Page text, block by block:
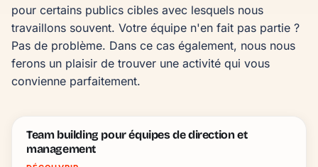
pour certains publics cibles avec lesquels nous
travaillons souvent. Votre équipe n'en fait pas partie ?
Pas de problème. Dans ce cas également, nous nous
ferons un plaisir de trouver une activité qui vous
convienne parfaitement.
Team building pour équipes de direction et
management